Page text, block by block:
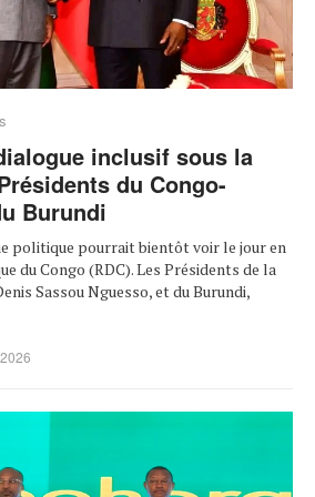
inclusif sous la
du Congo-
Burundi
politique pourrait bientôt voir le jour en
du Congo (RDC). Les Présidents de la
Sassou Nguesso, et du Burundi,